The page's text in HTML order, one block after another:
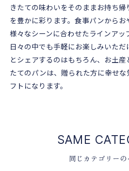
きたての味わいをそのままお持ち
を豊かに彩ります。食事パンからお
様々なシーンに合わせたラインアッ
日々の中でも手軽にお楽しみいた
とシェアするのはもちろん、お土産
たてのパンは、贈られた方に幸せ
フトになります。
同じカテゴリーの
SAME